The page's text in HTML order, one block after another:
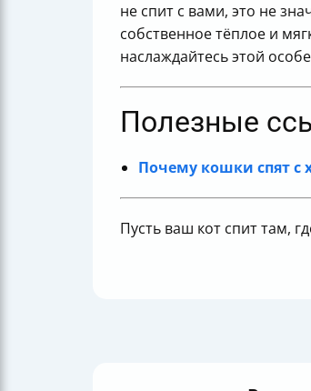
не спит с вами, это не
собственное тёплое и
наслаждайтесь этой
Полезные
Почему кошки спят с
Пусть ваш кот спит там,